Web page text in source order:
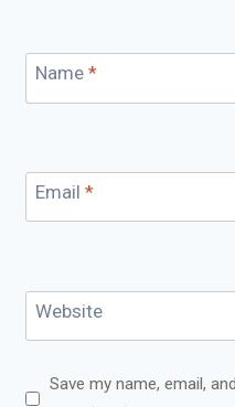
Name *
Email *
Website
Save my name, email,